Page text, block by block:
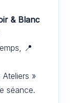
& Blanc
📍
»
séance.